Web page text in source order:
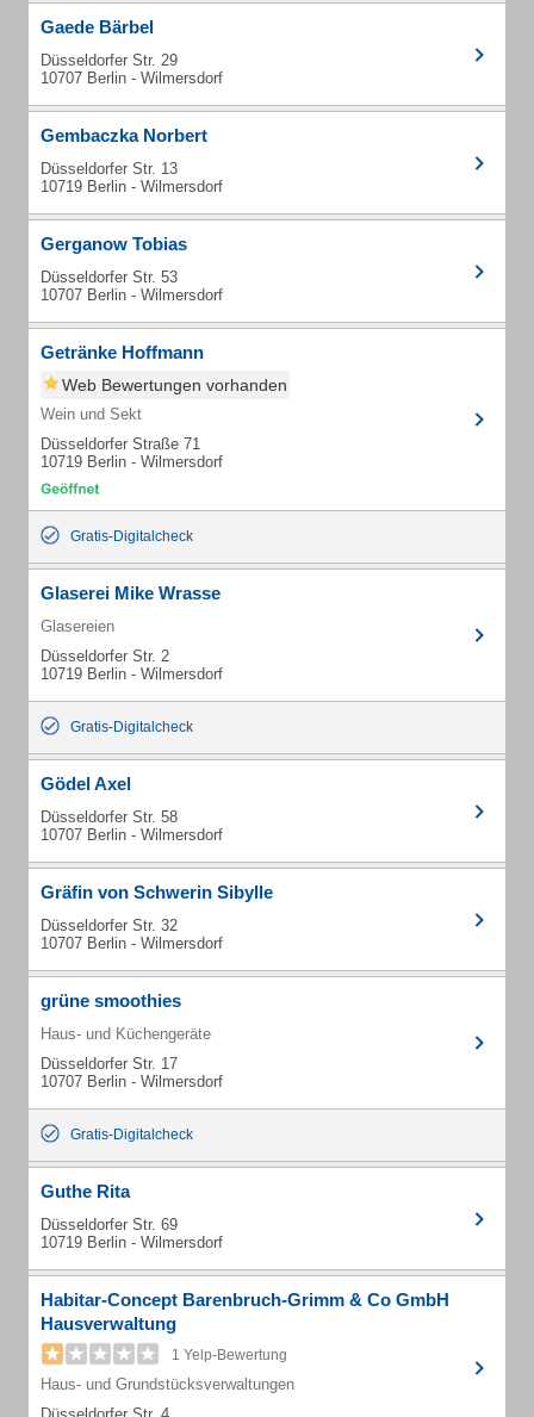
Gaede Bärbel
Düsseldorfer Str. 29
10707 Berlin - Wilmersdorf
Gembaczka Norbert
Düsseldorfer Str. 13
10719 Berlin - Wilmersdorf
Gerganow Tobias
Düsseldorfer Str. 53
10707 Berlin - Wilmersdorf
Getränke Hoffmann
Web Bewertungen vorhanden
Wein und Sekt
Düsseldorfer Straße 71
10719 Berlin - Wilmersdorf
Gratis-Digitalcheck
Glaserei Mike Wrasse
Glasereien
Düsseldorfer Str. 2
10719 Berlin - Wilmersdorf
Gratis-Digitalcheck
Gödel Axel
Düsseldorfer Str. 58
10707 Berlin - Wilmersdorf
Gräfin von Schwerin Sibylle
Düsseldorfer Str. 32
10707 Berlin - Wilmersdorf
grüne smoothies
Haus- und Küchengeräte
Düsseldorfer Str. 17
10707 Berlin - Wilmersdorf
Gratis-Digitalcheck
Guthe Rita
Düsseldorfer Str. 69
10719 Berlin - Wilmersdorf
Habitar-Concept Barenbruch-Grimm & Co GmbH
Hausverwaltung
1 Yelp-Bewertung
Haus- und Grundstücksverwaltungen